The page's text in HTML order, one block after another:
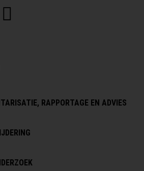
RAPPORTAGE EN ADVIES